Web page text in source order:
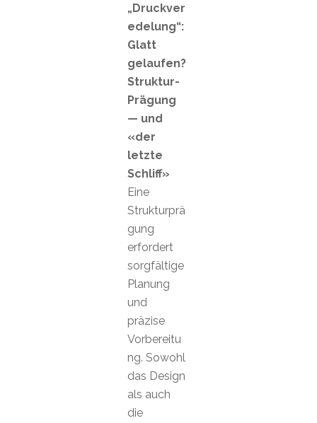
„Druckver
edelung“:
Glatt
gelaufen?
Struktur-
Prägung
— und
«der
letzte
Schliff»
Eine
Strukturprä
gung
erfordert
sorgfältige
Planung
und
präzise
Vorbereitu
ng. Sowohl
das Design
als auch
die